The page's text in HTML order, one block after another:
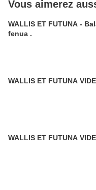
Vous aimerez
WALLIS ET FUTUNA -
fenua .